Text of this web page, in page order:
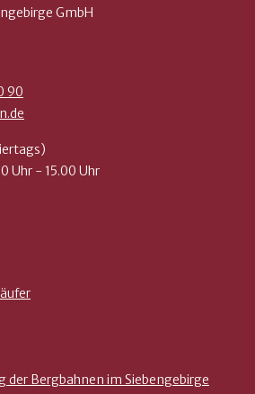
GmbH
90
Uhr - 15.00 Uhr
der Bergbahnen im Siebengebirge